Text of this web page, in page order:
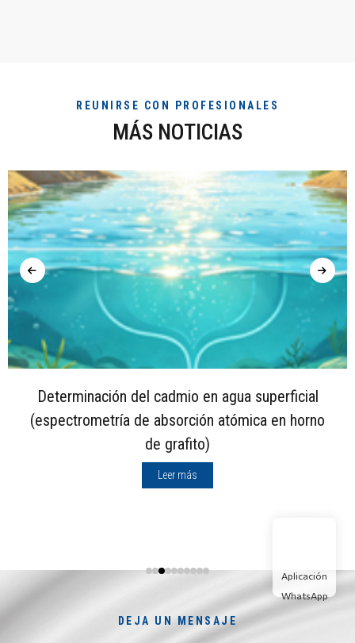
REUNIRSE CON PROFESIONALES
MÁS NOTICIAS
Determinación del cadmio en agua superficial
(espectrometría de absorción atómica en horno
de grafito)
Leer más
DEJA UN MENSAJE
Aplicación
WhatsApp